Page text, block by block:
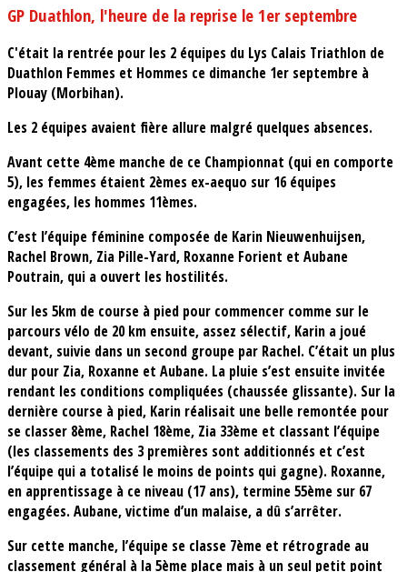
GP Duathlon, l'heure de la reprise le 1er septembre
C'était la rentrée pour les 2 équipes du Lys Calais Triathlon de
Duathlon Femmes et Hommes ce dimanche 1er septembre à
Plouay (Morbihan).
Les 2 équipes avaient fière allure malgré quelques absences.
Avant cette 4ème manche de ce Championnat (qui en comporte
5), les femmes étaient 2èmes ex-aequo sur 16 équipes
engagées, les hommes 11èmes.
C’est l’équipe féminine composée de Karin Nieuwenhuijsen,
Rachel Brown, Zia Pille-Yard, Roxanne Forient et Aubane
Poutrain, qui a ouvert les hostilités.
Sur les 5km de course à pied pour commencer comme sur le
parcours vélo de 20 km ensuite, assez sélectif, Karin a joué
devant, suivie dans un second groupe par Rachel. C’était un plus
dur pour Zia, Roxanne et Aubane. La pluie s’est ensuite invitée
rendant les conditions compliquées (chaussée glissante). Sur la
dernière course à pied, Karin réalisait une belle remontée pour
se classer 8ème, Rachel 18ème, Zia 33ème et classant l’équipe
(les classements des 3 premières sont additionnés et c’est
l’équipe qui a totalisé le moins de points qui gagne). Roxanne,
en apprentissage à ce niveau (17 ans), termine 55ème sur 67
engagées. Aubane, victime d’un malaise, a dû s’arrêter.
Sur cette manche, l’équipe se classe 7ème et rétrograde au
classement général à la 5ème place mais à un seul petit point